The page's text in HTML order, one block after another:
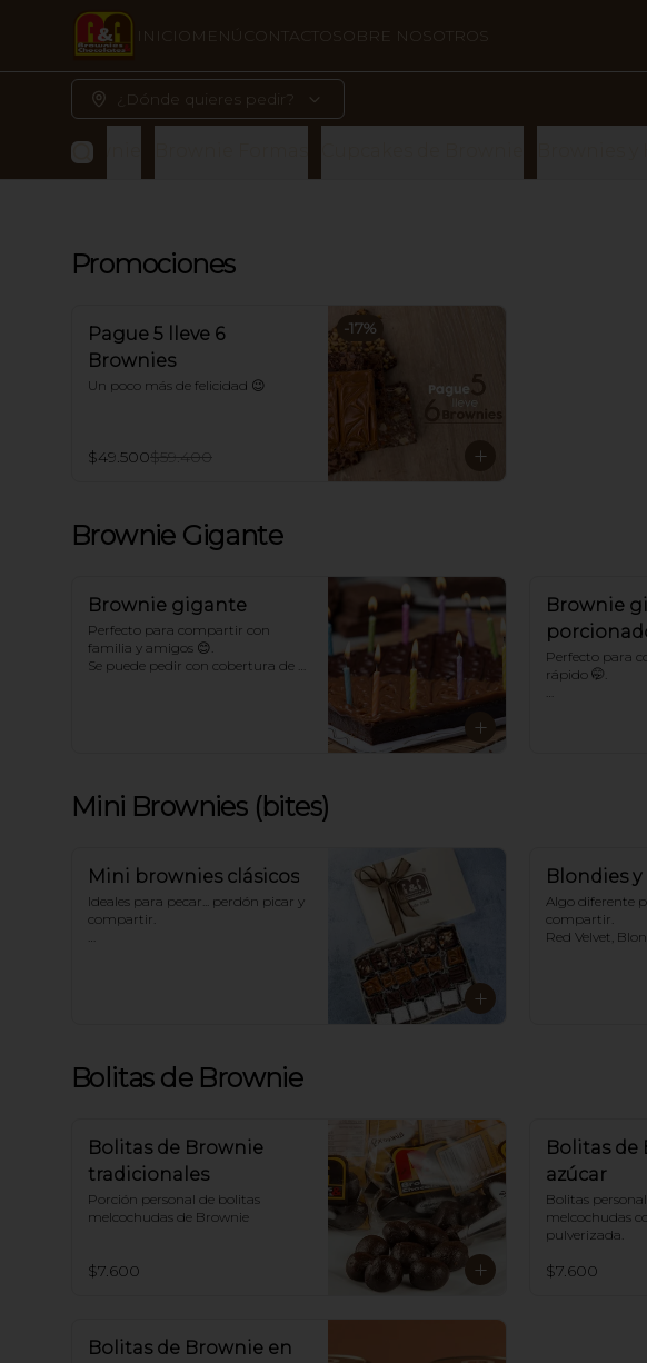
INICIO MENÚ CONTACTO SOBRE NOSOTROS
¿Dónde quieres pedir?
de Brownie
Promociones
-17%
Pague 5 lleve 6
Brownies
Un poco más de felicidad 😉
$49.500$59.400
Brownie Gigante
Brownie gigante
Perfecto para compartir con
familia y amigos 😊.
Se puede pedir con cobertura de
Brownie
Perfecto para
rápido 🤭.
Mini Brownies (bites)
Mini brownies clásicos
Ideales para pecar... perdón picar y
compartir.
Blondies y
Algo diferente
compartir.
Red Velvet,
Bolitas de Brownie
Bolitas de Brownie
tradicionales
Porción personal de bolitas
melcochudas de Brownie
$7.600
Bolitas de
azúcar
Bolitas
melcochudas
pulverizada.
$7.600
Bolitas de Brownie en